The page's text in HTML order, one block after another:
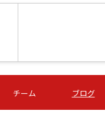
第16節 09/05 (土) 16:00
ＡＧＦ
-
チーム ブログ